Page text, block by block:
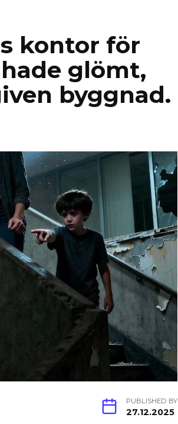
kontor för
glömt,
byggnad.
PUBLISHED BY
27.12.2025